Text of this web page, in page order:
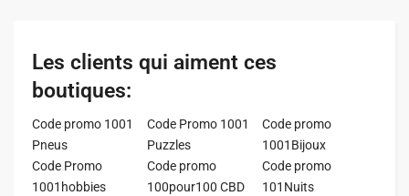
Les clients qui aiment ces
boutiques:
Code promo 1001
Pneus
Code Promo 1001
Puzzles
Code promo
1001Bijoux
Code Promo
1001hobbies
Code promo
100pour100 CBD
Code promo
101Nuits